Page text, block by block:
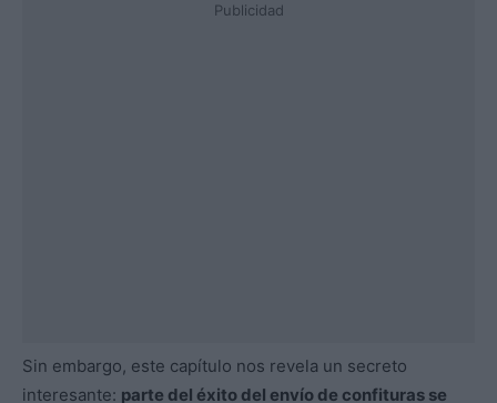
Publicidad
Sin embargo, este capítulo nos revela un secreto
interesante: parte del éxito del envío de confituras se